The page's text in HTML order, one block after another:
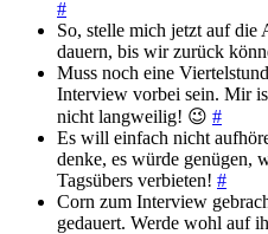
#
So, stelle mich jetzt auf die
dauern, bis wir zurück
Muss noch eine
Interview vorbei sein. Mir
nicht langweilig! 😉 #
Es will einfach nicht
denke, es würde genügen,
Tagsübers verbieten! #
Corn zum Interview
gedauert. Werde wohl auf